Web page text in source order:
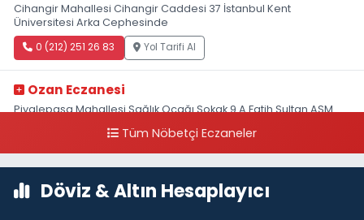
Cihangir Mahallesi Cihangir Caddesi 37 İstanbul Kent
Üniversitesi Arka Cephesinde
0 (212) 251 26 83 Yol Tarifi Al
Ozan Eczanesi
Piyalepaşa Mahallesi Sağlık Ocağı Sokak 9 A Fatih Sultan ASM
Tüm Nöbetçi Eczaneler
Döviz & Altın Hesaplayıcı